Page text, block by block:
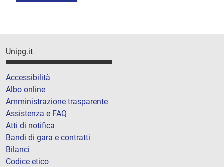
Unipg.it
Accessibilità
Albo online
Amministrazione trasparente
Assistenza e FAQ
Atti di notifica
Bandi di gara e contratti
Bilanci
Codice etico